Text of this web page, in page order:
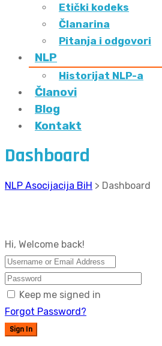
Etički kodeks
Članarina
Pitanja i odgovori
NLP
Historijat NLP-a
Članovi
Blog
Kontakt
Dashboard
NLP Asocijacija BiH > Dashboard
Hi, Welcome back!
Keep me signed in
Forgot Password?
Sign In